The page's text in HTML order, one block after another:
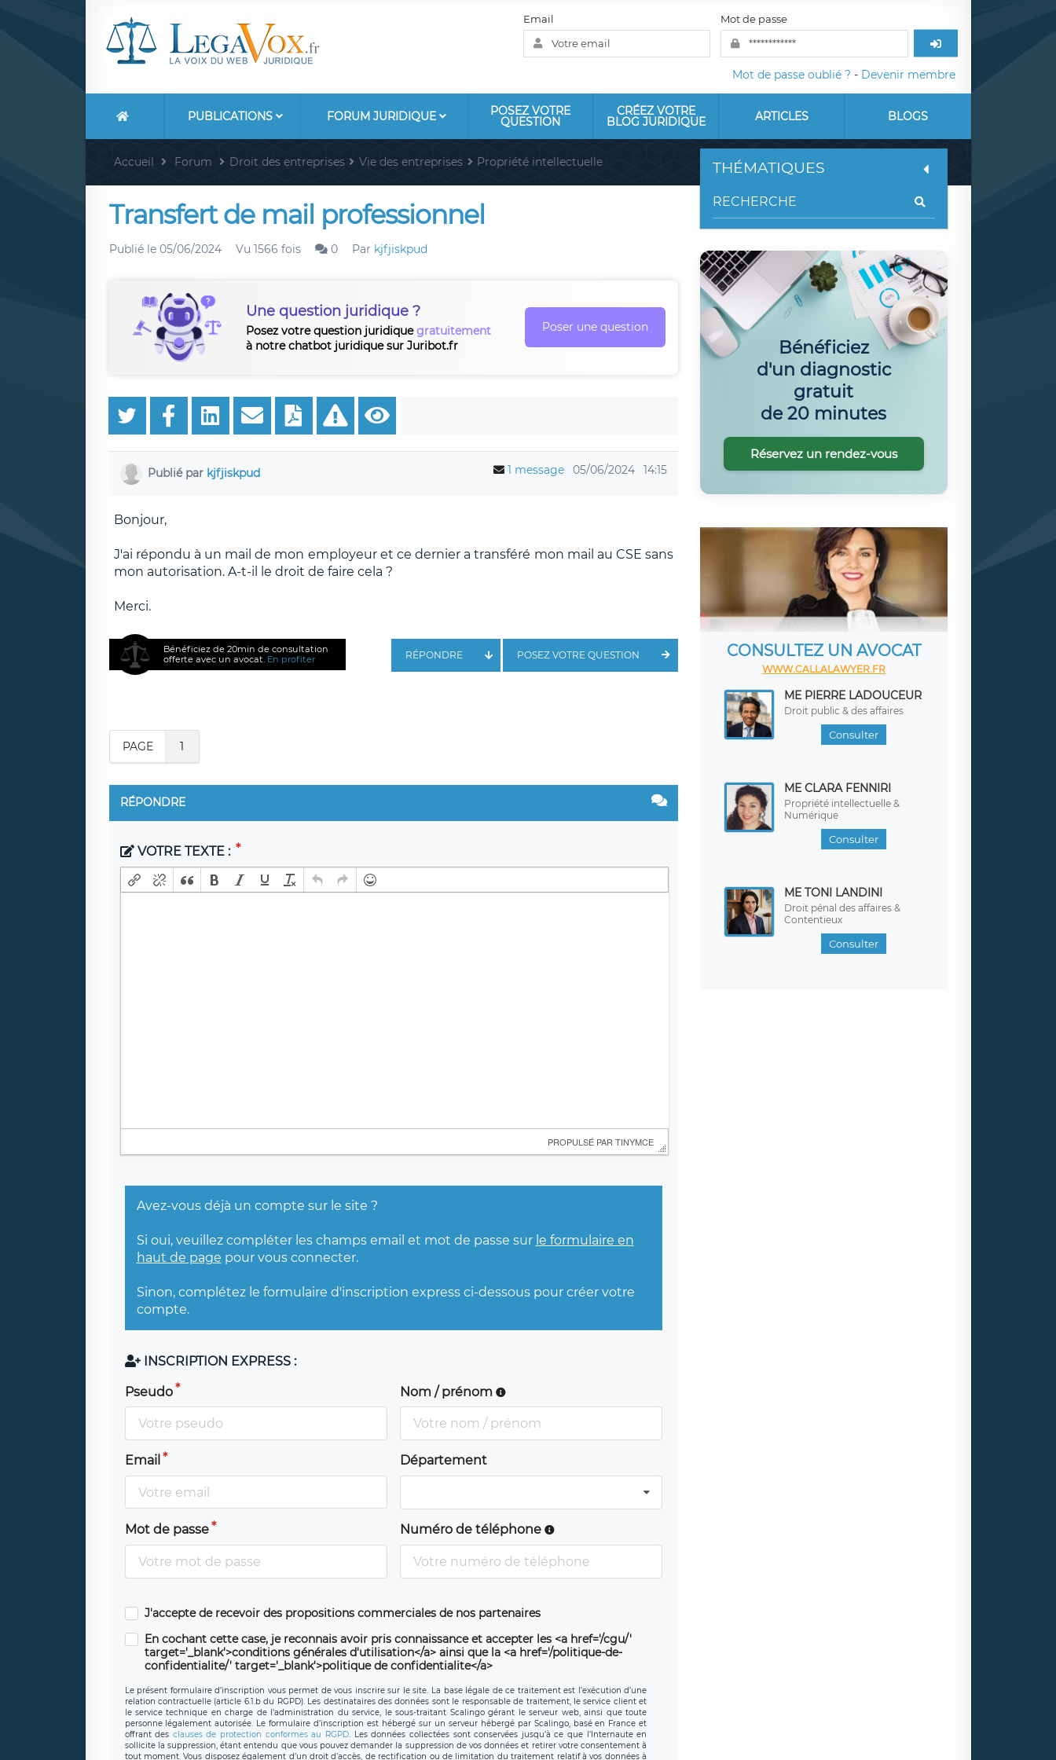
Email Mot de passe
Mot de passe oublié ? - Devenir membre
PUBLICATIONS FORUM JURIDIQUE POSEZ VOTRE
QUESTION
CRÉEZ VOTRE
BLOG JURIDIQUE ARTICLES BLOGS
Accueil Forum Droit des entreprises Vie des entreprises Propriété intellectuelle
Transfert de mail professionnel
Publié le 05/06/2024 Vu 1566 fois 0 Par kjfjiskpud
Une question juridique ?
Posez votre question juridiquegratuitement
à notre chatbot juridique sur Juribot.fr
Poser une question
Publié par kjfjiskpud 1 message 05/06/2024 14:15
Bonjour,
J'ai répondu à un mail de mon employeur et ce dernier a transféré mon mail au CSE sans
mon autorisation. A-t-il le droit de faire cela ?
Merci.
Bénéficiez de 20min de consultation
offerte avec un avocat. En profiter POSEZ VOTRE QUESTION
RÉPONDRE
PAGE 1
RÉPONDRE
VOTRE TEXTE :
PROPULSÉ PAR TINYMCE
Avez-vous déjà un compte sur le site ?
Si oui, veuillez compléter les champs email et mot de passe sur le formulaire en
haut de page pour vous connecter.
Sinon, complétez le formulaire d'inscription express ci-dessous pour créer votre
compte.
INSCRIPTION EXPRESS :
Pseudo Nom / prénom
Email Département
Mot de passe Numéro de téléphone
J'accepte de recevoir des propositions commerciales de nos partenaires
En cochant cette case, je reconnais avoir pris connaissance et accepter les <a href='/cgu/'
target='_blank'>conditions générales d'utilisation</a> ainsi que la <a href='/politique-de-
confidentialite/' target='_blank'>politique de confidentialite</a>
Le présent formulaire d’inscription vous permet de vous inscrire sur le site. La base légale de ce traitement est l’exécution d’une
relation contractuelle (article 6.1.b du RGPD). Les destinataires des données sont le responsable de traitement, le service client et
le service technique en charge de l’administration du service, le sous-traitant Scalingo gérant le serveur web, ainsi que toute
personne légalement autorisée. Le formulaire d’inscription est hébergé sur un serveur hébergé par Scalingo, basé en France et
offrant des clauses de protection conformes au RGPD. Les données collectées sont conservées jusqu’à ce que l’Internaute en
sollicite la suppression, étant entendu que vous pouvez demander la suppression de vos données et retirer votre consentement à
tout moment. Vous disposez également d’un droit d’accès, de rectification ou de limitation du traitement relatif à vos données à
THÉMATIQUES
Bénéficiez
d'un diagnostic
gratuit
de 20 minutes
Réservez un rendez-vous
CONSULTEZ UN AVOCAT
WWW.CALLALAWYER.FR
ME PIERRE LADOUCEUR
Droit public & des affaires
Consulter
ME CLARA FENNIRI
Propriété intellectuelle &
Numérique
Consulter
ME TONI LANDINI
Droit pénal des affaires &
Contentieux
Consulter